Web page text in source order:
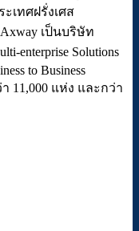
เทศฝรั่งเศส
เป็นบริษัท
Solutions
to Business
11,000 แห่ง และกว่า